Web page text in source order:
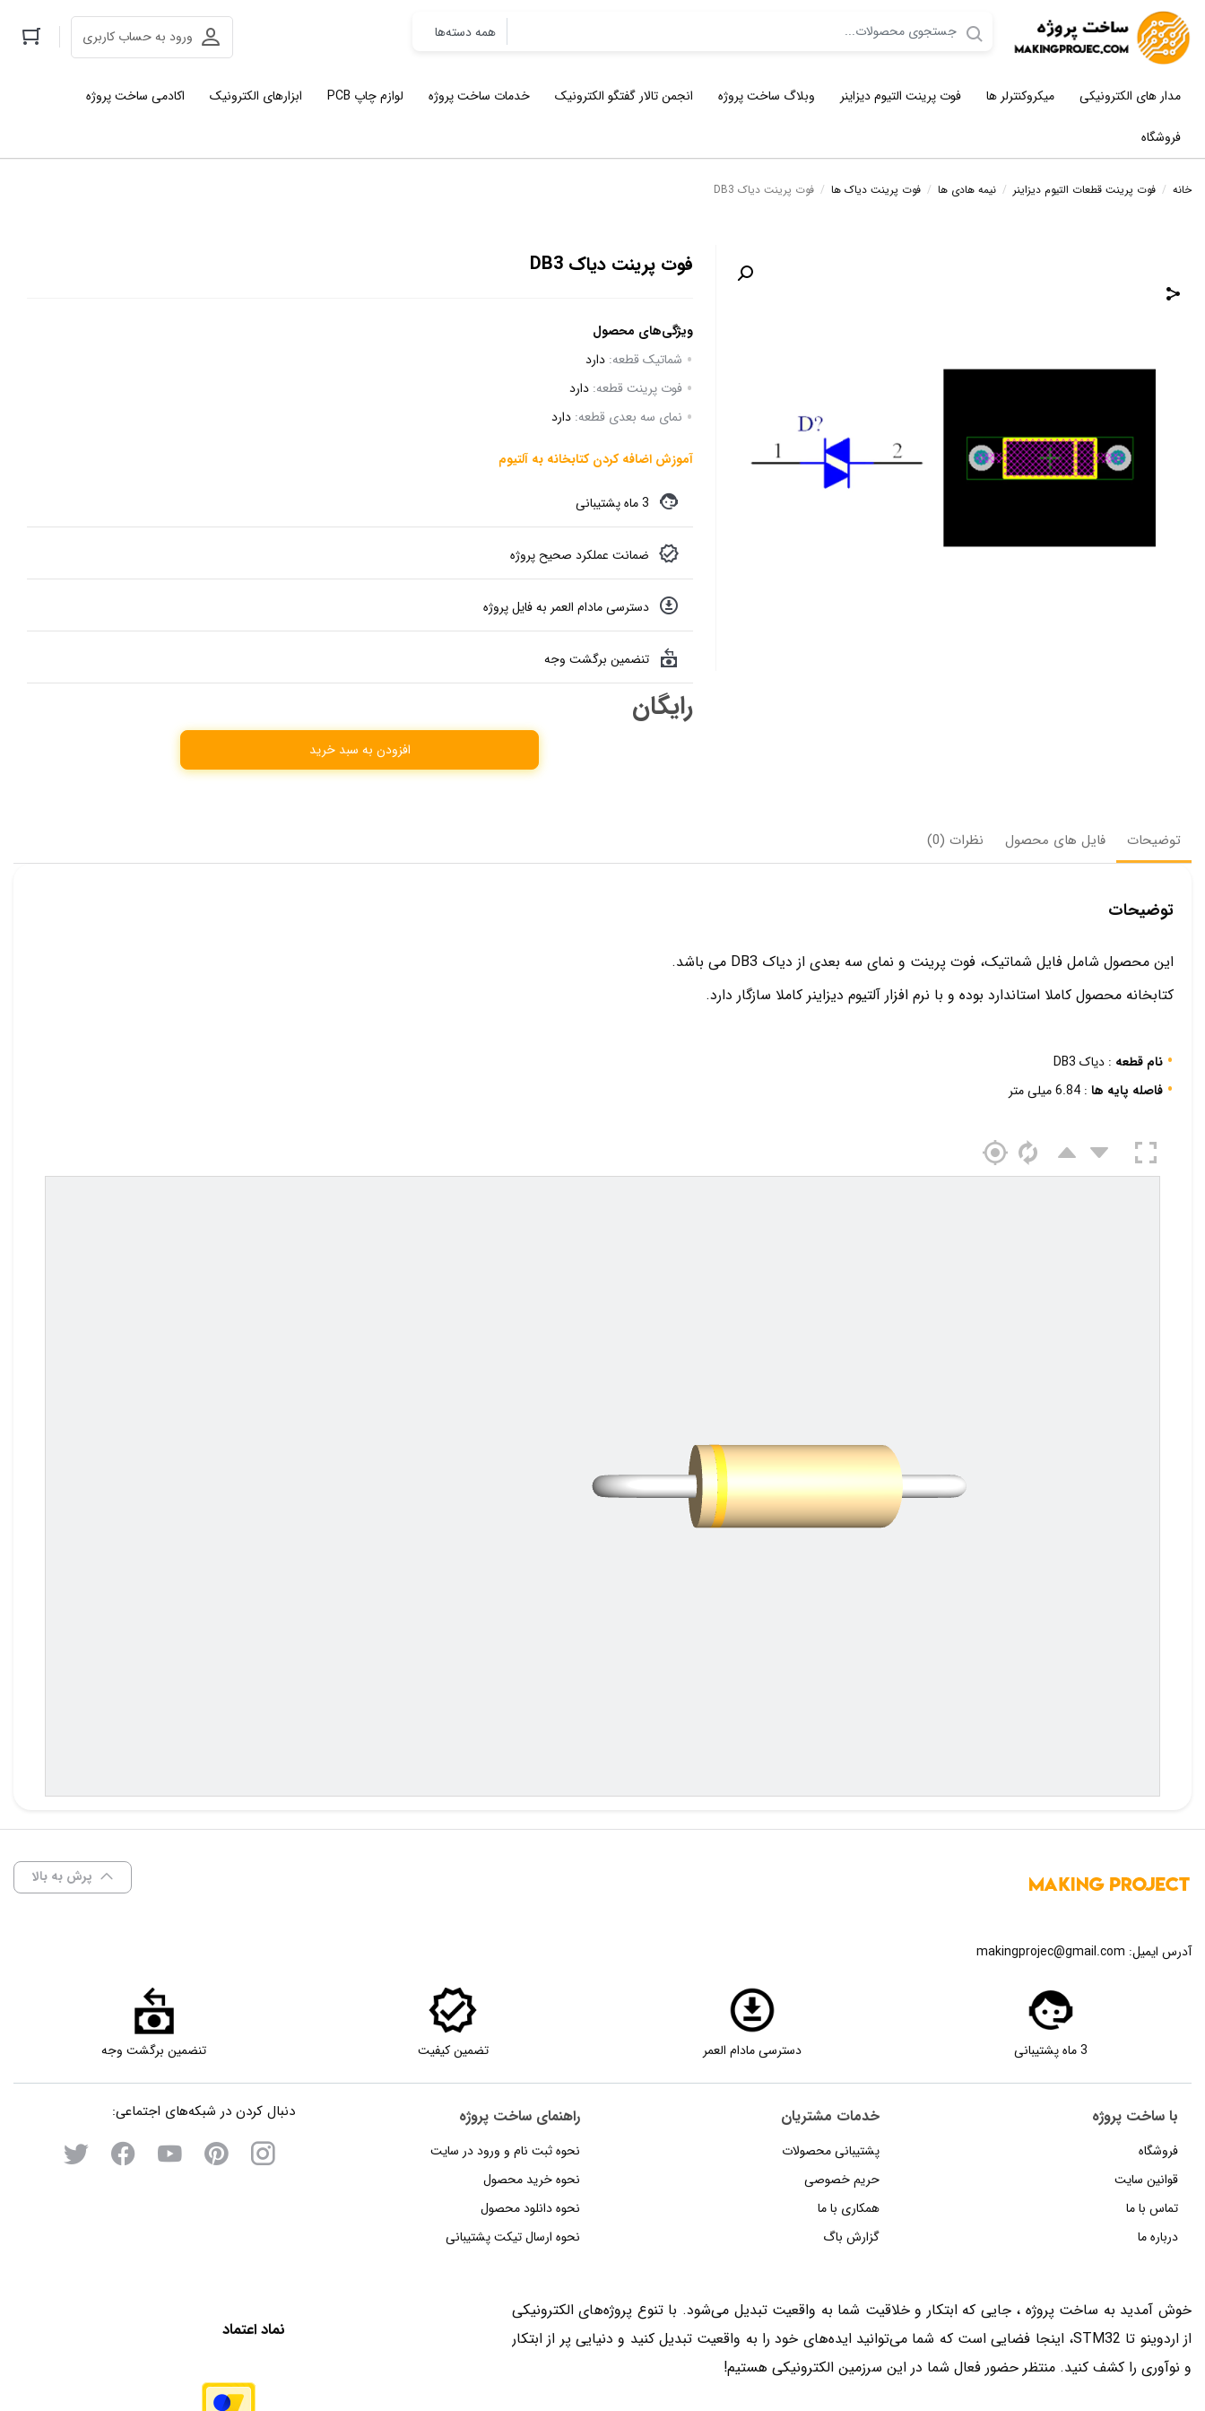
ورود به حساب کاربری
مدار های الکترونیکی میکروکنترلر ها فوت پرینت التیوم دیزاینر وبلاگ ساخت پروژه انجمن تالار گفتگو الکترونیک خدمات ساخت پروژه لوازم چاپ PCB ابزارهای الکترونیک اکادمی ساخت پروژه
فروشگاه
خانه / فوت پرینت قطعات التیوم دیزاینر / نیمه هادی ها / فوت پرینت دیاک ها / فوت پرینت دیاک DB3
فوت پرینت دیاک DB3
ویژگی‌های محصول
شماتیک قطعه:دارد
فوت پرینت قطعه:دارد
نمای سه بعدی قطعه:دارد
آموزش اضافه کردن کتابخانه به آلتیوم
3 ماه پشتیبانی
ضمانت عملکرد صحیح پروژه
دسترسی مادام العمر به فایل پروژه
تنضمین برگشت وجه
رایگان
افزودن به سبد خرید
توضیحات فایل های محصول نظرات (0)
توضیحات
این محصول شامل فایل شماتیک، فوت پرینت و نمای سه بعدی از دیاک DB3 می باشد.
کتابخانه محصول کاملا استاندارد بوده و با نرم افزار آلتیوم دیزاینر کاملا سازگار دارد.
نام قطعه : دیاک DB3
فاصله پایه ها : 6.84 میلی متر
پرش به بالا
آدرس ایمیل: makingprojec@gmail.com
3 ماه پشتیبانی دسترسی مادام العمر تضمین کیفیت تنضمین برگشت وجه
با ساخت پروژه
فروشگاه
قوانین سایت
تماس با ما
درباره ما
خدمات مشتریان
پشتیبانی محصولات
حریم خصوصی
همکاری با ما
گزارش باگ
راهنمای‌‌ ساخت‌ پروژه
نحوه‌ ثبت‌ نام و ورود در سایت
نحوه خرید محصول
نحوه دانلود محصول
نحوه‌ ارسال‌ تیکت‌ پشتیبانی
دنبال کردن در شبکه‌های اجتماعی:
خوش آمدید به ساخت پروژه ، جایی که ابتکار و خلاقیت شما به واقعیت تبدیل می‌شود. با تنوع پروژه‌های الکترونیکی
از اردوینو تا STM32، اینجا فضایی است که شما می‌توانید ایده‌های خود را به واقعیت تبدیل کنید و دنیایی پر از ابتکار
و نوآوری را کشف کنید. منتظر حضور فعال شما در این سرزمین الکترونیکی هستیم!
نماد اعتماد